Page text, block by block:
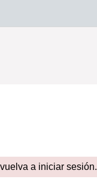
a iniciar sesión.